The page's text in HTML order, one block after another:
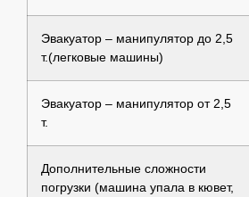
Эвакуатор – манипулятор до 2,5
т.(легковые машины)
Эвакуатор – манипулятор от 2,5
т.
Дополнительные сложности
погрузки (машина упала в кювет,